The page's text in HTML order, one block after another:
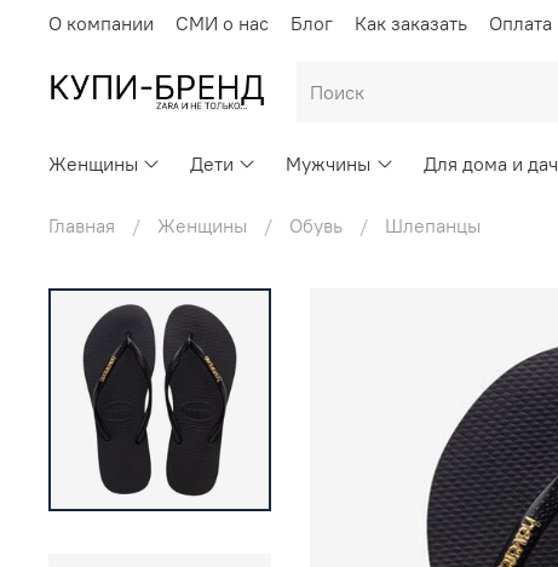
О компании СМИ о нас Блог Как заказать Оплата
Женщины Дети Мужчины Для дома и
Главная Женщины Обувь Шлепанцы